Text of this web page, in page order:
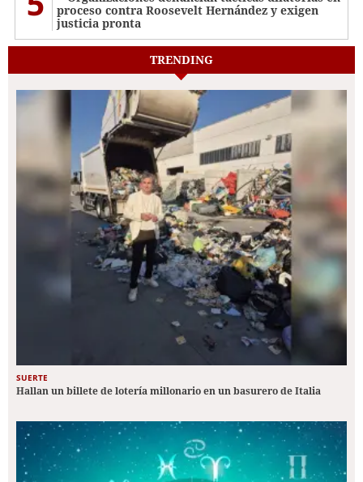
proceso contra Roosevelt Hernández y exigen
justicia pronta
TRENDING
SUERTE
Hallan un billete de lotería millonario en un basurero de Italia